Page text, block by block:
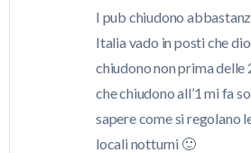
I pub chiudono
Italia vado in posti che
chiudono non prima delle
che chiudono all’1 mi fa
sapere come si regolano
locali notturni 🙂